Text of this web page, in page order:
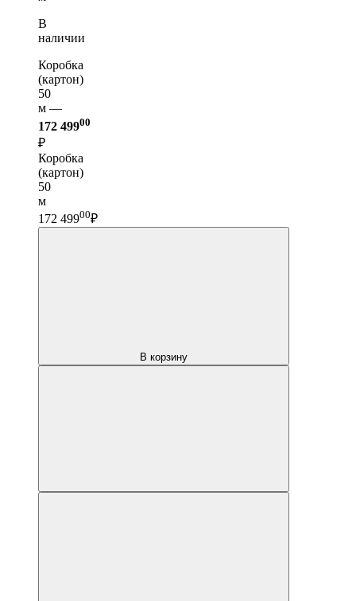
В
наличии
Коробка
(картон)
50
м —
172 49900
₽
Коробка
(картон)
50
м
172 49900₽
В корзину